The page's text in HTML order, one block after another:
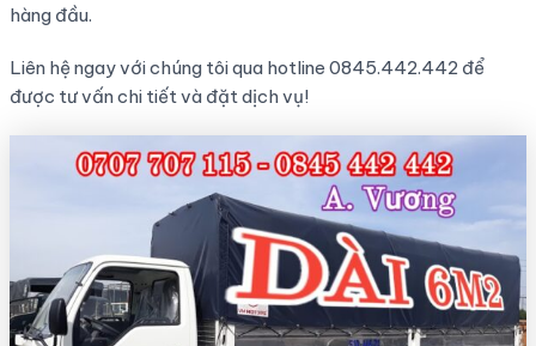
hàng đầu.
Liên hệ ngay với chúng tôi qua hotline 0845.442.442 để
được tư vấn chi tiết và đặt dịch vụ!